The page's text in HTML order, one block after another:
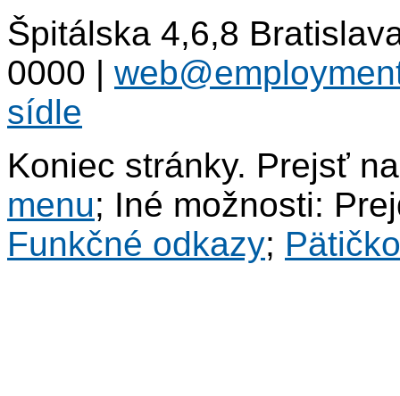
Špitálska 4,6,8
0000 |
sídle
Koniec stránky. Prejsť
menu; Iné možnosti:
Funkčné odkazy;